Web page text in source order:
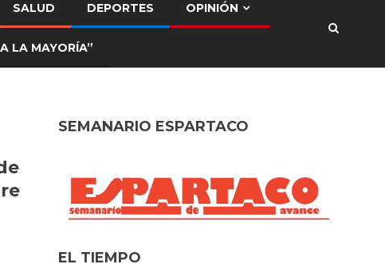
SALUD DEPORTES OPINIÓN
LA MAYORÍA”
SEMANARIO ESPARTACO
EL TIEMPO